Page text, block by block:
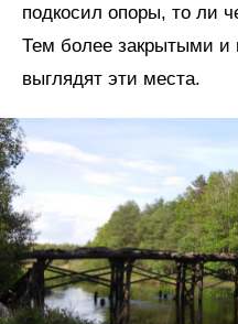
подкосил опоры, то ли
Тем более закрытыми и
выглядят эти места.